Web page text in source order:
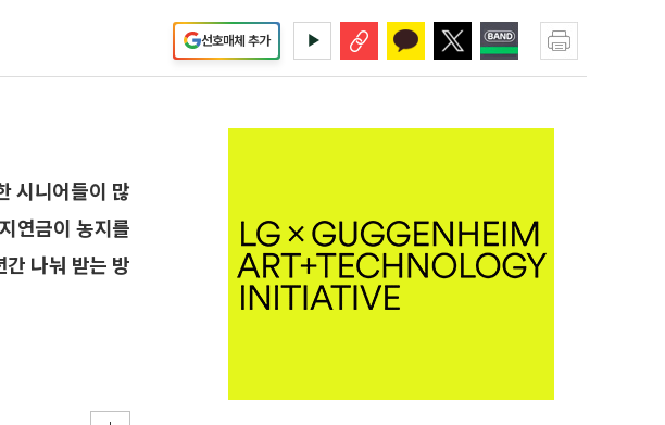
선호매체 추가
시니어들이 많
연금이 농지를
나눠 받는 방